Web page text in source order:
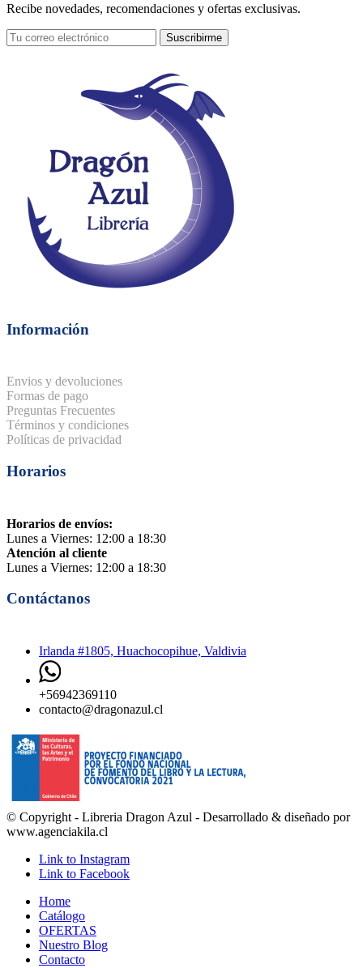
Recibe novedades, recomendaciones y ofertas exclusivas.
Suscribirme
Información
Envios y devoluciones
Formas de pago
Preguntas Frecuentes
Términos y condiciones
Políticas de privacidad
Horarios
Horarios de envíos:
Lunes a Viernes: 12:00 a 18:30
Atención al cliente
Lunes a Viernes: 12:00 a 18:30
Contáctanos
Irlanda #1805, Huachocopihue, Valdivia
+56942369110
contacto@dragonazul.cl
© Copyright - Libreria Dragon Azul - Desarrollado & diseñado por
www.agenciakila.cl
Link to Instagram
Link to Facebook
Home
Catálogo
OFERTAS
Nuestro Blog
Contacto